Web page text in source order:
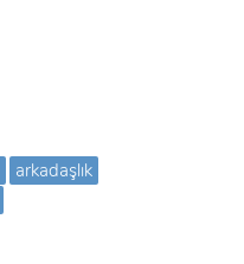
arkadaşlık